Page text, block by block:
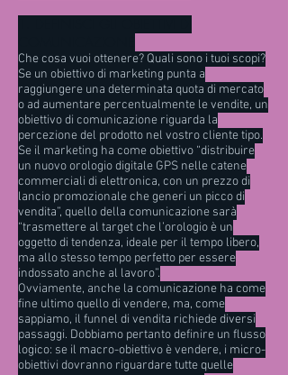
Che cosa vuoi ottenere? Quali sono i tuoi scopi?
Se un obiettivo di marketing punta a
raggiungere una determinata quota di mercato
o ad aumentare percentualmente le vendite, un
obiettivo di comunicazione riguarda la
percezione del prodotto nel vostro cliente tipo.
Se il marketing ha come obiettivo “distribuire
un nuovo orologio digitale GPS nelle catene
commerciali di elettronica, con un prezzo di
lancio promozionale che generi un picco di
vendita”, quello della comunicazione sarà
“trasmettere al target che l’orologio è un
oggetto di tendenza, ideale per il tempo libero,
ma allo stesso tempo perfetto per essere
indossato anche al lavoro”.
Ovviamente, anche la comunicazione ha come
fine ultimo quello di vendere, ma, come
sappiamo, il funnel di vendita richiede diversi
passaggi. Dobbiamo pertanto definire un flusso
logico: se il macro-obiettivo è vendere, i micro-
obiettivi dovranno riguardare tutte quelle